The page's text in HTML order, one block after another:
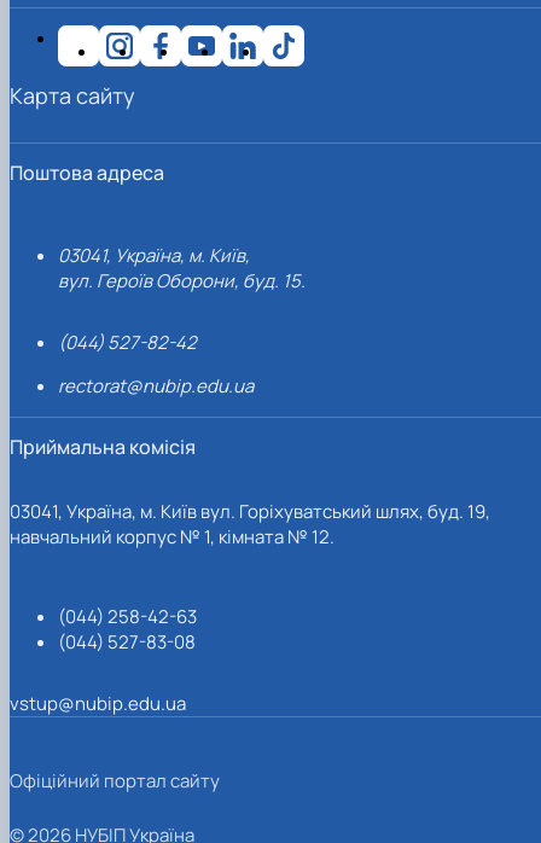
Поштова адреса
03041, Україна, м. Київ,
вул. Героїв Оборони, буд. 15.
(044) 527-82-42
rectorat@nubip.edu.ua
Приймальна комісія
03041, Україна, м. Київ вул. Горіхуватський шлях, буд. 19,
навчальний корпус № 1, кімната № 12.
(044) 258-42-63
(044) 527-83-08
vstup@nubip.edu.ua
Карта сайту
Офіційний портал сайту
© 2026 НУБІП Україна